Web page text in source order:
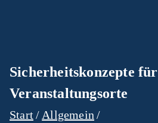
Sicherheitskonzepte für
Veranstaltungsorte
Start
Allgemein